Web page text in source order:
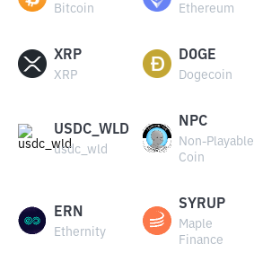
Bitcoin Ethereum
XRP
XRP
DOGE
Dogecoin
USDC_WLD
usdc_wld
NPC
Non-Playable
Coin
ERN
Ethernity
SYRUP
Maple
Finance